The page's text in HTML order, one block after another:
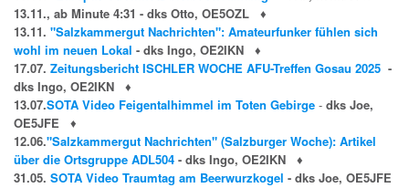
13.11., ab Minute 4:31 - dks Otto, OE5OZL
♦
13.11. "Salzkammergut Nachrichten": Amateurfunker fühlen sich
wohl im neuen Lokal - dks Ingo, OE2IKN
♦
17.07. Zeitungsbericht ISCHLER WOCHE AFU-Treffen Gosau 2025 -
dks Ingo, OE2IKN
♦
13.07.SOTA Video Feigentalhimmel im Toten Gebirge - dks Joe,
OE5JFE
♦
12.06."Salzkammergut Nachrichten" (Salzburger Woche): Artikel
über die Ortsgruppe ADL504 - dks Ingo, OE2IKN
♦
31.05. SOTA Video Traumtag am Beerwurzkogel - dks Joe, OE5JFE